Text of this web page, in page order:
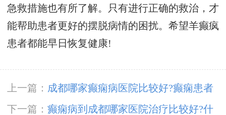
急救措施也有所了解。只有进行正确的救治，才
能帮助患者更好的摆脱病情的困扰。希望羊癫疯
患者都能早日恢复健康!
上一篇： 成都哪家癫痫病医院比较好?癫痫患者
如果想要去旅游应该注意什么?
下一篇： 癫痫病到成都哪家医院治疗比较好?什